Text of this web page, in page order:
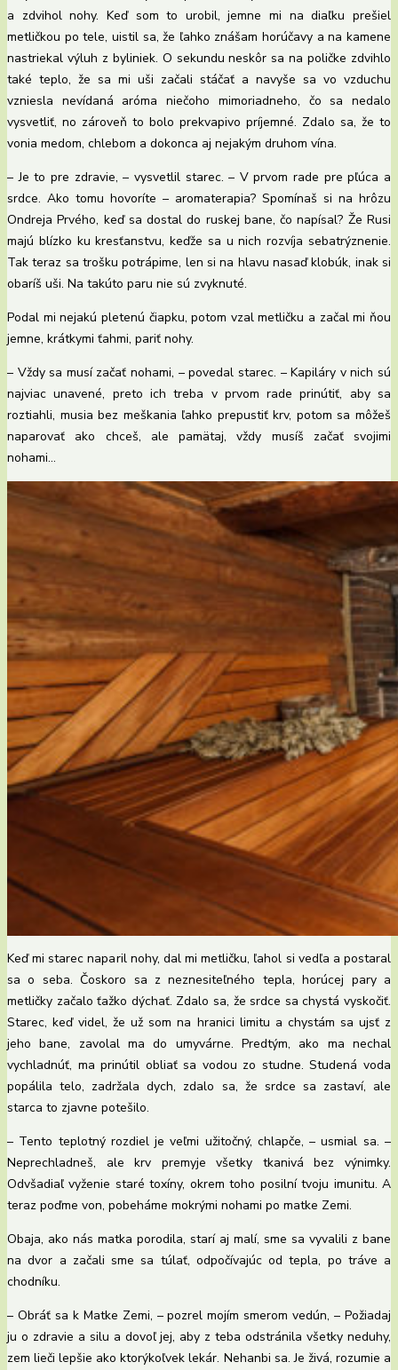
a zdvihol nohy. Keď som to urobil, jemne mi na diaľku prešiel
metličkou po tele, uistil sa, že ľahko znášam horúčavy a na kamene
nastriekal výluh z byliniek. O sekundu neskôr sa na poličke zdvihlo
také teplo, že sa mi uši začali stáčať a navyše sa vo vzduchu
vzniesla nevídaná aróma niečoho mimoriadneho, čo sa nedalo
vysvetliť, no zároveň to bolo prekvapivo príjemné. Zdalo sa, že to
vonia medom, chlebom a dokonca aj nejakým druhom vína.
– Je to pre zdravie, – vysvetlil starec. – V prvom rade pre pľúca a
srdce. Ako tomu hovoríte – aromaterapia? Spomínaš si na hrôzu
Ondreja Prvého, keď sa dostal do ruskej bane, čo napísal? Že Rusi
majú blízko ku kresťanstvu, keďže sa u nich rozvíja sebatrýznenie.
Tak teraz sa trošku potrápime, len si na hlavu nasaď klobúk, inak si
obaríš uši. Na takúto paru nie sú zvyknuté.
Podal mi nejakú pletenú čiapku, potom vzal metličku a začal mi ňou
jemne, krátkymi ťahmi, pariť nohy.
– Vždy sa musí začať nohami, – povedal starec. – Kapiláry v nich sú
najviac unavené, preto ich treba v prvom rade prinútiť, aby sa
roztiahli, musia bez meškania ľahko prepustiť krv, potom sa môžeš
naparovať ako chceš, ale pamätaj, vždy musíš začať svojimi
nohami…
Keď mi starec naparil nohy, dal mi metličku, ľahol si vedľa a postaral
sa o seba. Čoskoro sa z neznesiteľného tepla, horúcej pary a
metličky začalo ťažko dýchať. Zdalo sa, že srdce sa chystá vyskočiť.
Starec, keď videl, že už som na hranici limitu a chystám sa ujsť z
jeho bane, zavolal ma do umyvárne. Predtým, ako ma nechal
vychladnúť, ma prinútil obliať sa vodou zo studne. Studená voda
popálila telo, zadržala ​​dych, zdalo sa, že srdce sa zastaví, ale
starca to zjavne potešilo.
– Tento teplotný rozdiel je veľmi užitočný, chlapče, – usmial sa. –
Neprechladneš, ale krv premyje všetky tkanivá bez výnimky.
Odvšadiaľ vyženie staré toxíny, okrem toho posilní tvoju imunitu. A
teraz poďme von, pobeháme mokrými nohami po matke Zemi.
Obaja, ako nás matka porodila, starí aj malí, sme sa vyvalili z bane
na dvor a začali sme sa túlať, odpočívajúc od tepla, po tráve a
chodníku.
– Obráť sa k Matke Zemi, – pozrel mojím smerom vedún, – Požiadaj
ju o zdravie a silu a dovoľ jej, aby z teba odstránila všetky neduhy,
zem lieči lepšie ako ktorýkoľvek lekár. Nehanbi sa. Je živá, rozumie a